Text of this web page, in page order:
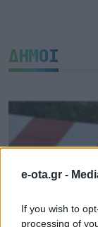
e-ota.gr -
If you wish to
processing of
ΔΗΜΟΙ